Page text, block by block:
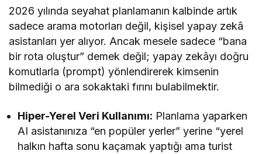
2026 yılında seyahat planlamanın kalbinde artık
sadece arama motorları değil, kişisel yapay zekâ
asistanları yer alıyor. Ancak mesele sadece “bana
bir rota oluştur” demek değil; yapay zekâyı doğru
komutlarla (prompt) yönlendirerek kimsenin
bilmediği o ara sokaktaki fırını bulabilmektir.
Hiper-Yerel Veri Kullanımı: Planlama yaparken
AI asistanınıza “en popüler yerler” yerine “yerel
halkın hafta sonu kaçamak yaptığı ama turist